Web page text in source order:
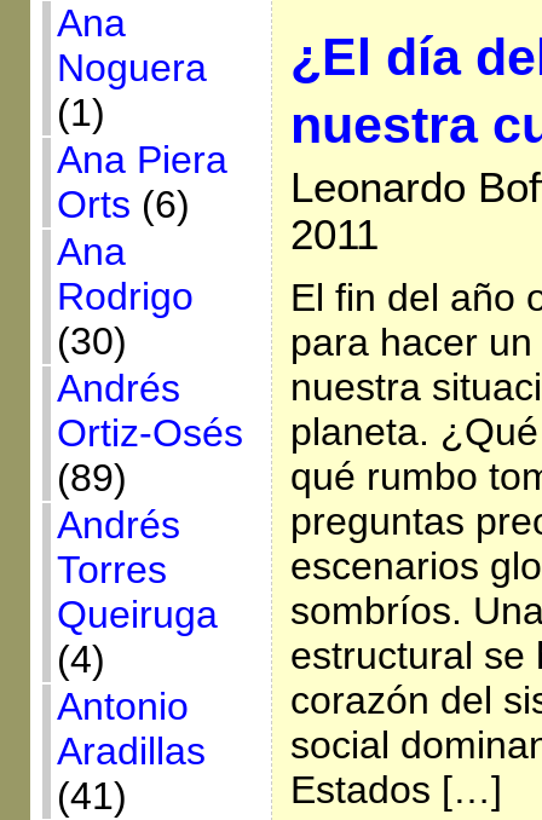
Ana
Noguera
(1)
Ana Piera
Orts (6)
Ana
Rodrigo
(30)
Andrés
Ortiz-Osés
(89)
Andrés
Torres
Queiruga
(4)
Antonio
Aradillas
(41)
¿El día
nuestra
Leonardo
2011
El fin del año
para hacer
nuestra
planeta.
qué rumbo
preguntas
escenarios
sombríos.
estructural se
corazón del
social
Estados […]